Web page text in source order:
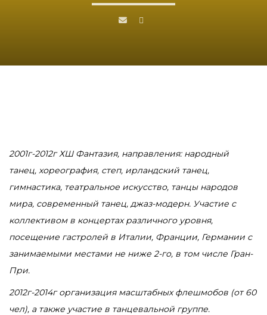
2001г-2012г ХШ Фантазия, направления: народный
танец, хореография, степ, ирландский танец,
гимнастика, театральное искусство, танцы народов
мира, современный танец, джаз-модерн. Участие с
коллективом в концертах различного уровня,
посещение гастролей в Италии, Франции, Германии с
занимаемыми местами не ниже 2-го, в том числе Гран-
При.
2012г-2014г организация масштабных флешмобов (от 60
чел), а также участие в танцевальной группе.